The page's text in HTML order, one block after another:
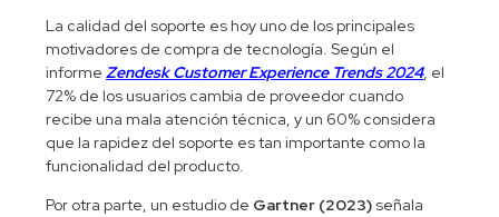
La calidad del soporte es hoy uno de los principales
motivadores de compra de tecnología. Según el
informeZendesk Customer Experience Trends 2024, el
72% de los usuarios cambia de proveedor cuando
recibe una mala atención técnica, y un 60% considera
que la rapidez del soporte es tan importante como la
funcionalidad del producto.
Por otra parte, un estudio de Gartner (2023) señala